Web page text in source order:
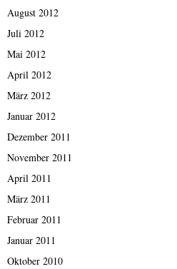
August 2012
Juli 2012
Mai 2012
April 2012
März 2012
Januar 2012
Dezember 2011
November 2011
April 2011
März 2011
Februar 2011
Januar 2011
Oktober 2010